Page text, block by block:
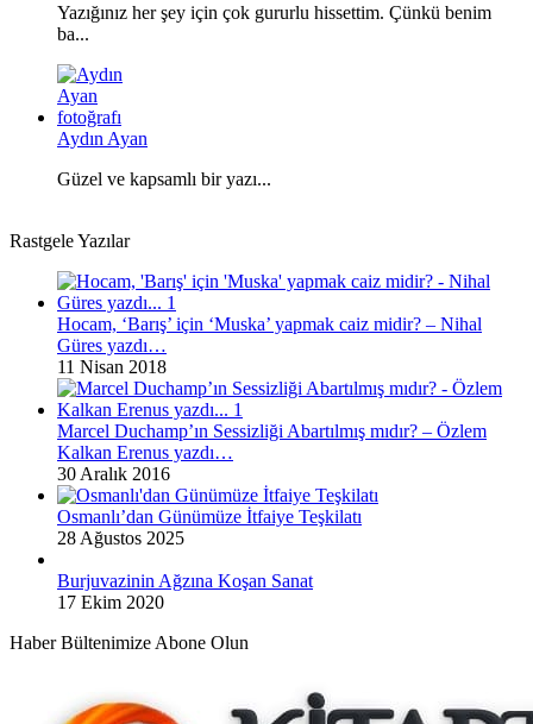
Yazığınız her şey için çok gururlu hissettim. Çünkü benim
ba...
Aydın Ayan
Güzel ve kapsamlı bir yazı...
Rastgele Yazılar
Hocam, ‘Barış’ için ‘Muska’ yapmak caiz midir? – Nihal
Güres yazdı…
11 Nisan 2018
Marcel Duchamp’ın Sessizliği Abartılmış mıdır? – Özlem
Kalkan Erenus yazdı…
30 Aralık 2016
Osmanlı’dan Günümüze İtfaiye Teşkilatı
28 Ağustos 2025
Burjuvazinin Ağzına Koşan Sanat
17 Ekim 2020
Haber Bültenimize Abone Olun